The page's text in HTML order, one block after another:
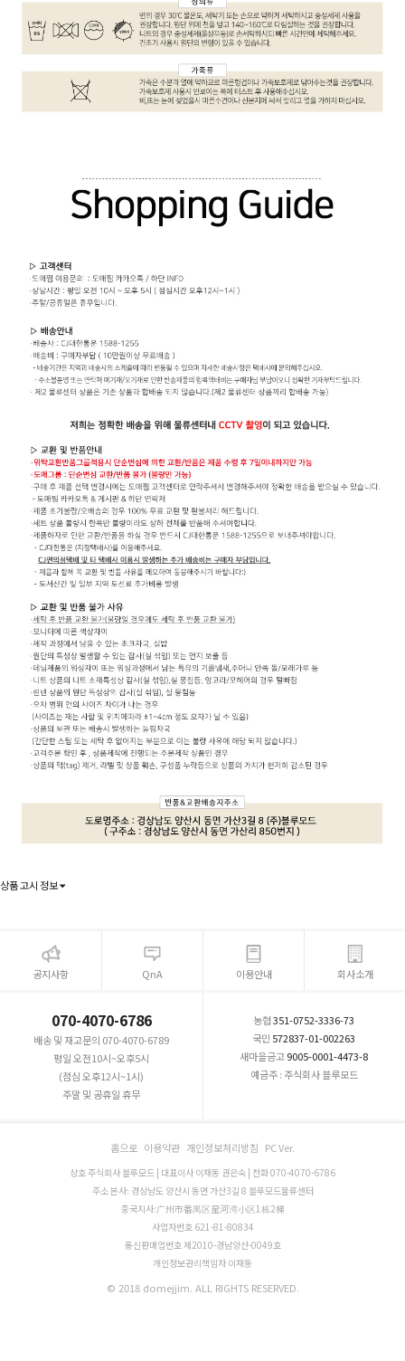
상품 고시 정보
공지사항 QnA 이용안내 회사소개
070-4070-6786
배송 및 재고문의 070-4070-6789
평일 오전10시~오후5시
(점심 오후12시~1시)
주말 및 공휴일 휴무
농협351-0752-3336-73
국민 572837-01-002263
새마을금고9005-0001-4473-8
예금주 : 주식회사 블루모드
홈으로 이용약관 개인정보처리방침 PC Ver.
상호 주식회사 블루모드 | 대표이사 이재동 권은숙 | 전화 070-4070-6786
주소 본사: 경상남도 양산시 동면 가산3길 8 블루모드물류센터
중국지사:广州市番禺区星河湾小区1栋2梯
사업자번호 621-81-80834
통신판매업번호 제2010-경남양산-0049호
개인정보관리책임자 이재동
© 2018 domejjim. ALL RIGHTS RESERVED.